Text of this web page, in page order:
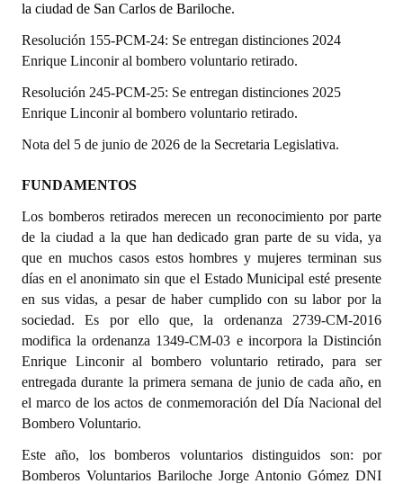
Reglamento Interno
Digesto
Organigrama
Proyectos Presentados
Dictámenes Asesoría Letrada
Actas de Sesión
Informes de Unidad Coordinadora
Ejecución Presupuestaria
Actas de Audiencias Públicas
NORMATIVA
Comunicaciones
la ciudad de San Carlos de Bariloche.
Resolución 155-PCM-24: Se entregan distinciones 2024
Enrique Linconir al bombero voluntario retirado.
Resolución 245-PCM-25: Se entregan distinciones 2025
Enrique Linconir al bombero voluntario retirado.
Nota del 5 de junio de 2026 de la Secretaria Legislativa.
FUNDAMENTOS
Los bomberos retirados merecen un reconocimiento por parte
de la ciudad a la que han dedicado gran parte de su vida, ya
que en muchos casos estos hombres y mujeres terminan sus
días en el anonimato sin que el Estado Municipal esté presente
en sus vidas, a pesar de haber cumplido con su labor por la
sociedad. Es por ello que, la ordenanza 2739-CM-2016
modifica la ordenanza 1349-CM-03 e incorpora la Distinción
Enrique Linconir al bombero voluntario retirado, para ser
entregada durante la primera semana de junio de cada año, en
el marco de los actos de conmemoración del Día Nacional del
Bombero Voluntario.
Este año, los bomberos voluntarios distinguidos son: por
Bomberos Voluntarios Bariloche Jorge Antonio Gómez DNI